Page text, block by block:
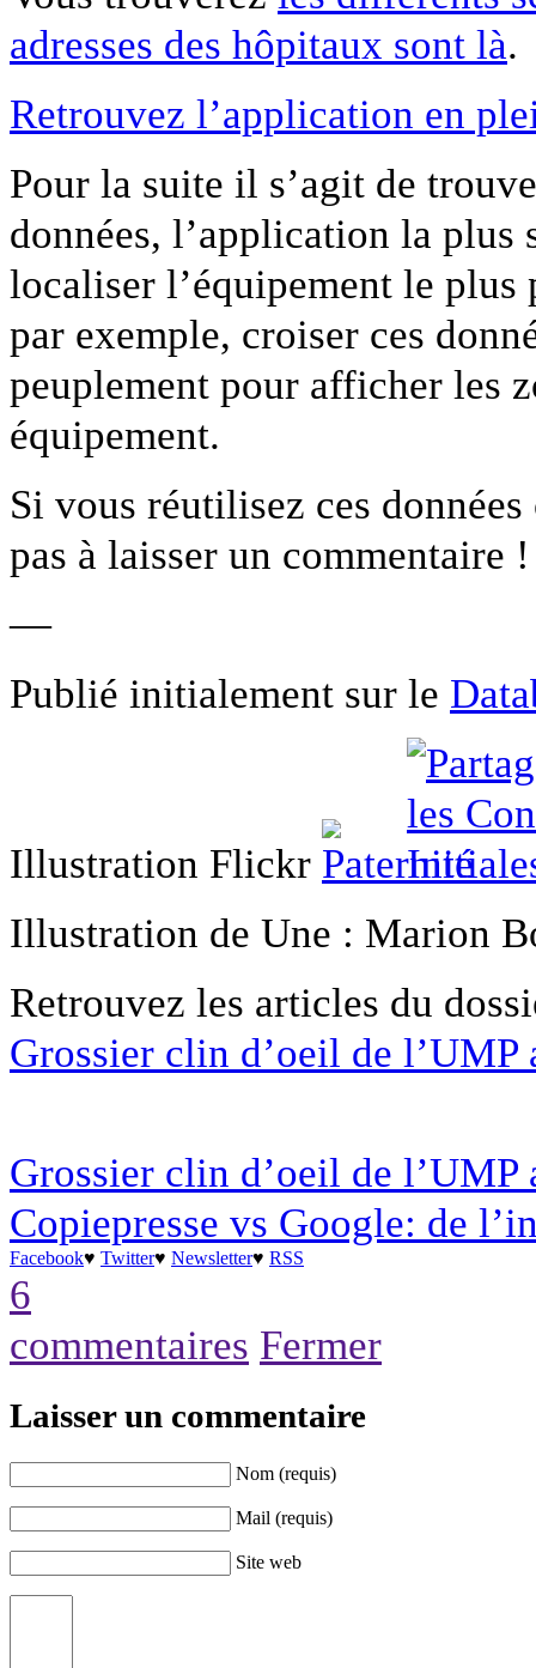
adresses des hôpitaux sont là.
Retrouvez l’application en
Pour la suite il s’agit de
données, l’application la plus
localiser l’équipement le
par exemple, croiser ces
peuplement pour afficher les
équipement.
Si vous réutilisez ces
pas à laisser un commentaire !
—
Publié initialement sur le
Illustration Flickr
Illustration de Une : Marion
Retrouvez les articles du
Grossier clin d’oeil de l’UMP
Grossier clin d’oeil de l’UMP
Copiepresse vs Google: de
Facebook♥ Twitter♥ Newsletter♥ RSS
6
commentaires Fermer
Laisser un commentaire
Nom (requis)
Mail (requis)
Site web